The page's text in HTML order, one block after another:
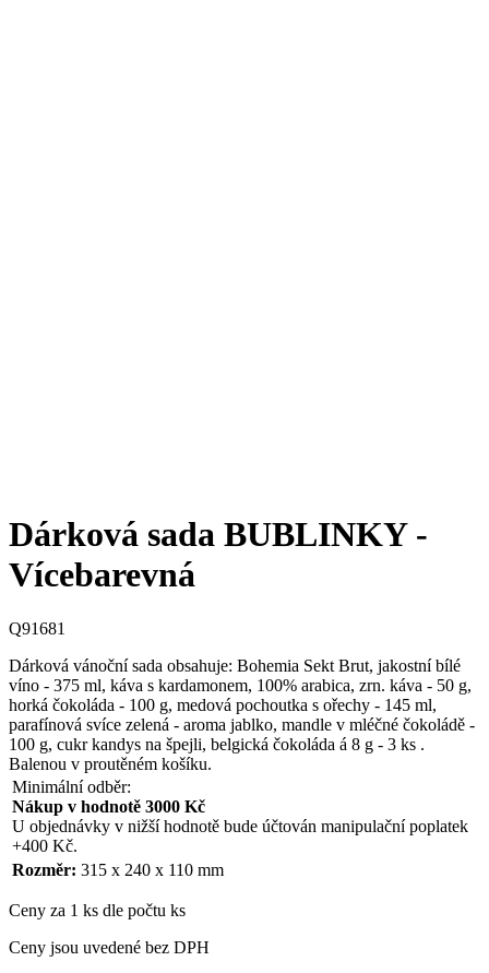
Dárková sada BUBLINKY -
Vícebarevná
Q91681
Dárková vánoční sada obsahuje: Bohemia Sekt Brut, jakostní bílé
víno - 375 ml, káva s kardamonem, 100% arabica, zrn. káva - 50 g,
horká čokoláda - 100 g, medová pochoutka s ořechy - 145 ml,
parafínová svíce zelená - aroma jablko, mandle v mléčné čokoládě -
100 g, cukr kandys na špejli, belgická čokoláda á 8 g - 3 ks .
Balenou v proutěném košíku.
Minimální odběr:
Nákup v hodnotě 3000 Kč
U objednávky v nižší hodnotě bude účtován manipulační poplatek
+400 Kč.
Rozměr: 315 x 240 x 110 mm
Ceny za 1 ks dle počtu ks
Ceny jsou uvedené bez DPH